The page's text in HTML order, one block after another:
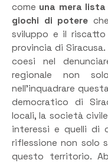
come una mera
giochi di potere
sviluppo e il riscatto
provincia di
coesi nel
regionale non
nell’inquadrare
democratico di
locali, la società
interessi e quelli di
riflessione non solo
questo territorio.